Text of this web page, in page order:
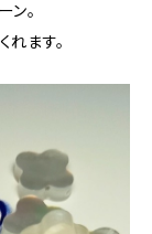
ン。
ます。